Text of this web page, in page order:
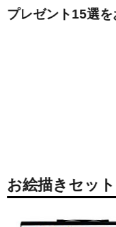
プレゼント15選を
お絵描きセット